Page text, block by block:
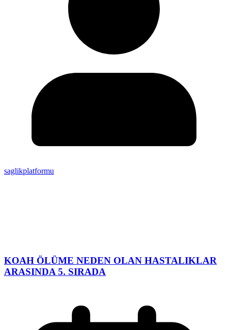
saglikplatformu
KOAH ÖLÜME NEDEN OLAN HASTALIKLAR
ARASINDA 5. SIRADA